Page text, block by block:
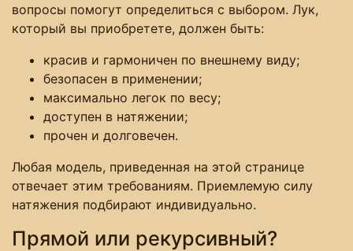
вопросы помогут определиться с выбором. Лук,
который вы приобретете, должен быть:
красив и гармоничен по внешнему виду;
безопасен в применении;
максимально легок по весу;
доступен в натяжении;
прочен и долговечен.
Любая модель, приведенная на этой странице
отвечает этим требованиям. Приемлемую силу
натяжения подбирают индивидуально.
Прямой или рекурсивный?